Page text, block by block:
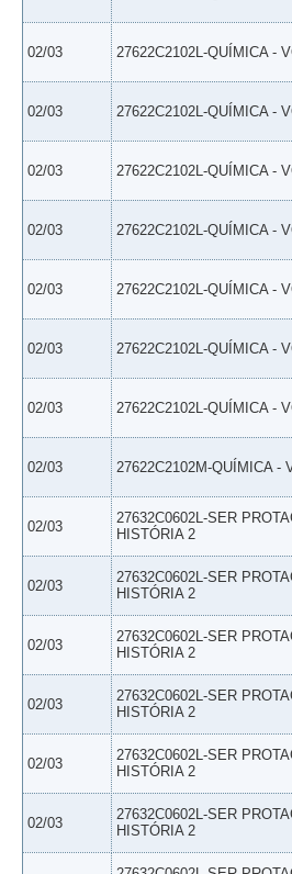
02/03 27622C2102L-QUÍMICA -
02/03 27622C2102L-QUÍMICA -
02/03 27622C2102L-QUÍMICA -
02/03 27622C2102L-QUÍMICA -
02/03 27622C2102L-QUÍMICA -
02/03 27622C2102L-QUÍMICA -
02/03 27622C2102L-QUÍMICA -
02/03 27622C2102M-QUÍMICA -
02/03
27632C0602L-SER
HISTÓRIA 2
02/03
27632C0602L-SER
HISTÓRIA 2
02/03
27632C0602L-SER
HISTÓRIA 2
02/03
27632C0602L-SER
HISTÓRIA 2
02/03
27632C0602L-SER
HISTÓRIA 2
02/03
27632C0602L-SER
HISTÓRIA 2